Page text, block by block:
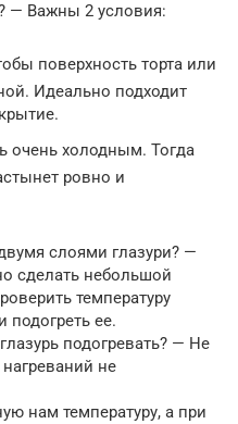
— Важны 2 условия:
поверхность торта или
Идеально подходит
очень холодным. Тогда
ровно и
слоями глазури? —
сделать небольшой
температуру
подогреть ее.
подогревать? — Не
не
нам температуру, а при